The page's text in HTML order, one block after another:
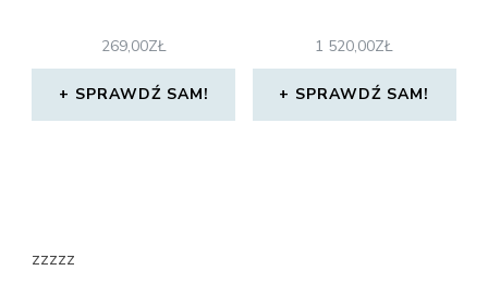
269,00ZŁ
SPRAWDŹ SAM!
1 520,00ZŁ
SPRAWDŹ SAM!
zzzzz